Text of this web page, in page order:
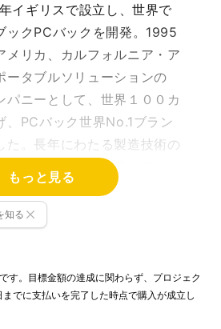
イギリスで設立し、世界で
ックPCバックを開発。1995
メリカ、カルフォルニア・ア
ータブルソリューションの
パニーとして、世界１００カ
、PCバック世界No.1ブラン
た。長年にわたる製造技術の
多くのユーザーの声をフィー
の積み重ねが製品の一つ一つ
ます。
もっと見る
知る
す。目標金額の達成に関わらず、プロジェク
でに支払いを完了した時点で購入が成立し